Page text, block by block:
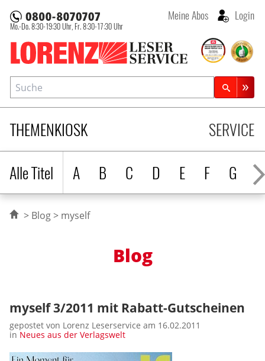
Lorenz Leserservice
Mo.-Do. 8:30-19:30 Uhr, Fr. 8:30-17:30 Uhr
Meine Abos Login
THEMENKIOSK
Alle Titel
A B C D E F G H
SERVICE
Suche
Zeitschriftensuche
Blog myself
Blog
myself 3/2011 mit Rabatt-Gutscheinen
gepostet von Lorenz Leserservice am 16.02.2011
in Neues aus der Verlagswelt